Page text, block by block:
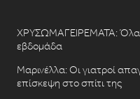
ΧΡΥΣΩΜΑΓΕΙΡΕΜΑΤΑ: Όλα
εβδομάδα
Μαρινέλλα: Οι γιατροί
επίσκεψη στο σπίτι της